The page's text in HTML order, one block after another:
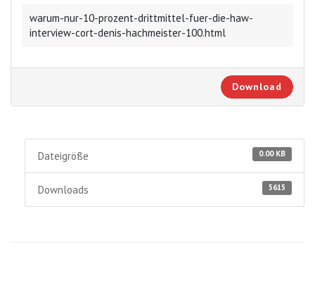
warum-nur-10-prozent-drittmittel-fuer-die-haw-
interview-cort-denis-hachmeister-100.html
Download
0.00 KB
Dateigröße
5615
Downloads